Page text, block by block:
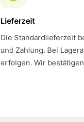
Lieferzeit
Die Standardlieferzeit
und Zahlung. Bei
erfolgen. Wir